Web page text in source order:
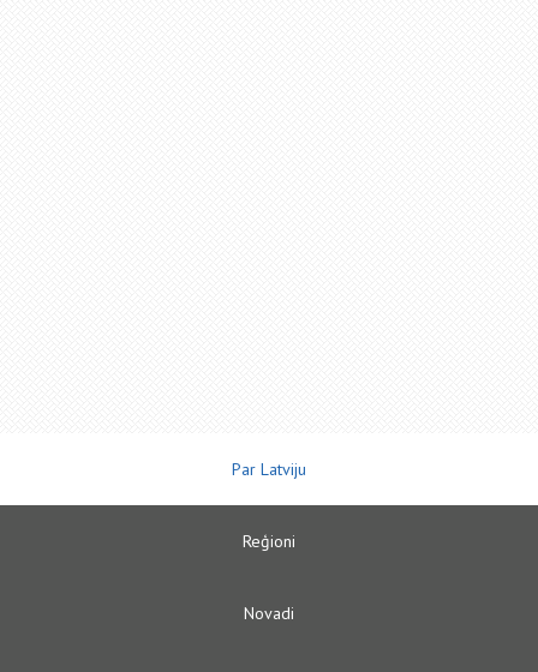
Par Latviju
Reģioni
Novadi